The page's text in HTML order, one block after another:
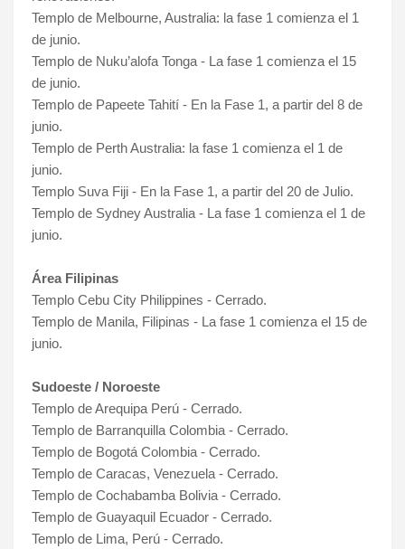
Templo de Melbourne, Australia: la fase 1 comienza el 1
de junio.
Templo de Nuku’alofa Tonga - La fase 1 comienza el 15
de junio.
Templo de Papeete Tahití - En la Fase 1, a partir del 8 de
junio.
Templo de Perth Australia: la fase 1 comienza el 1 de
junio.
Templo Suva Fiji - En la Fase 1, a partir del 20 de Julio.
Templo de Sydney Australia - La fase 1 comienza el 1 de
junio.
Área Filipinas
Templo Cebu City Philippines - Cerrado.
Templo de Manila, Filipinas - La fase 1 comienza el 15 de
junio.
Sudoeste / Noroeste
Templo de Arequipa Perú - Cerrado.
Templo de Barranquilla Colombia - Cerrado.
Templo de Bogotá Colombia - Cerrado.
Templo de Caracas, Venezuela - Cerrado.
Templo de Cochabamba Bolivia - Cerrado.
Templo de Guayaquil Ecuador - Cerrado.
Templo de Lima, Perú - Cerrado.